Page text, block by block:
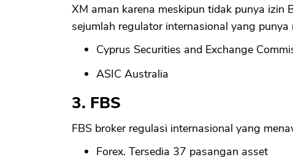
XM aman karena meskipun tidak punya izin
sejumlah regulator internasional yang
Cyprus Securities and Exchange
ASIC Australia
3. FBS
FBS broker regulasi internasional yang
Forex. Tersedia 37 pasangan asset